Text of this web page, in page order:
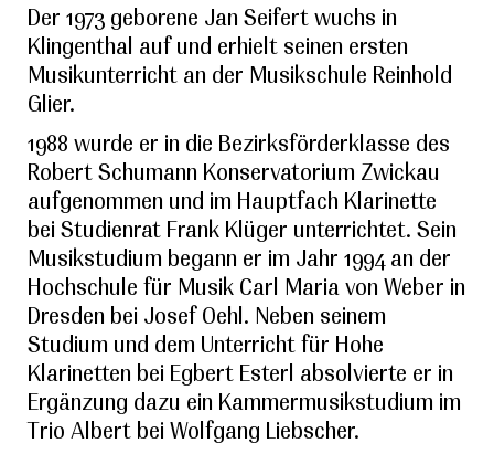
Der 1973 geborene Jan Seifert wuchs in
Klingenthal auf und erhielt seinen ersten
Musikunterricht an der Musikschule Reinhold
Glier.
1988 wurde er in die Bezirksförderklasse des
Robert Schumann Konservatorium Zwickau
aufgenommen und im Hauptfach Klarinette
bei Studienrat Frank Klüger unterrichtet. Sein
Musikstudium begann er im Jahr 1994 an der
Hochschule für Musik Carl Maria von Weber in
Dresden bei Josef Oehl. Neben seinem
Studium und dem Unterricht für Hohe
Klarinetten bei Egbert Esterl absolvierte er in
Ergänzung dazu ein Kammermusikstudium im
Trio Albert bei Wolfgang Liebscher.